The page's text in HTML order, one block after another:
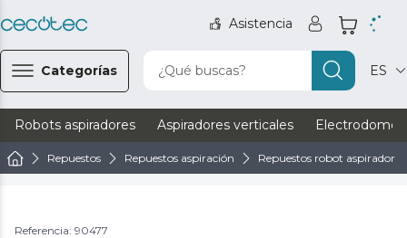
Asistencia
Categorías ¿Qué buscas? ES
Robots aspiradores Aspiradores verticales
Repuestos Repuestos aspiración Repuestos robot aspirador
Referencia: 90477